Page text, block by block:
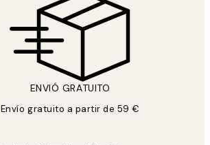
ENVIÓ GRATUITO
Envío gratuito a partir de 59 €